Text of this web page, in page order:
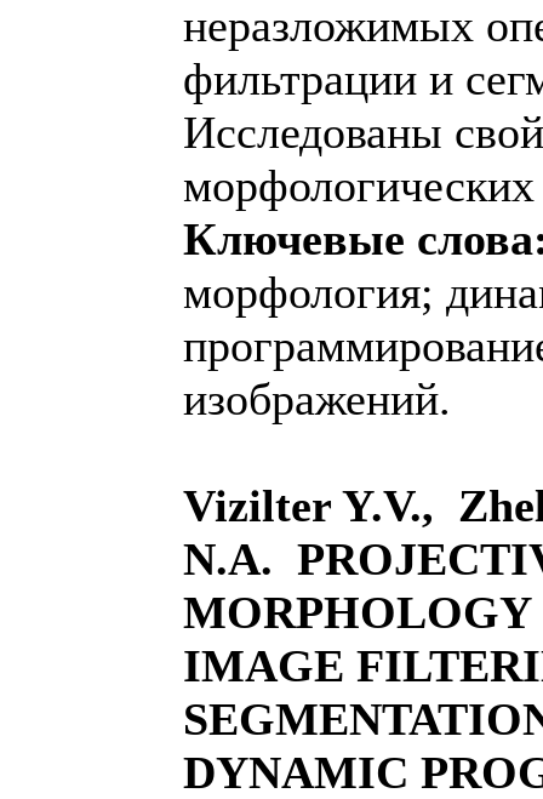
неразложимых
фильтрации и
Исследованы
морфологических
Ключевые
морфология;
изображений.
Vizilter Y.V.,
N.A.
MORPHOLOGY
IMAGE
DYNAMIC